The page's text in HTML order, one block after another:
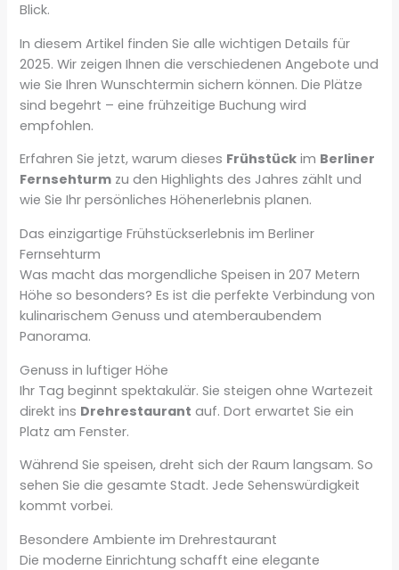
Blick.
In diesem Artikel finden Sie alle wichtigen Details für
2025. Wir zeigen Ihnen die verschiedenen Angebote und
wie Sie Ihren Wunschtermin sichern können. Die Plätze
sind begehrt – eine frühzeitige Buchung wird
empfohlen.
Erfahren Sie jetzt, warum dieses Frühstück im Berliner
Fernsehturm zu den Highlights des Jahres zählt und
wie Sie Ihr persönliches Höhenerlebnis planen.
Das einzigartige Frühstückserlebnis im Berliner
Fernsehturm
Was macht das morgendliche Speisen in 207 Metern
Höhe so besonders? Es ist die perfekte Verbindung von
kulinarischem Genuss und atemberaubendem
Panorama.
Genuss in luftiger Höhe
Ihr Tag beginnt spektakulär. Sie steigen ohne Wartezeit
direkt ins Drehrestaurant auf. Dort erwartet Sie ein
Platz am Fenster.
Während Sie speisen, dreht sich der Raum langsam. So
sehen Sie die gesamte Stadt. Jede Sehenswürdigkeit
kommt vorbei.
Besondere Ambiente im Drehrestaurant
Die moderne Einrichtung schafft eine elegante